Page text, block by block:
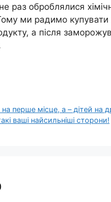
раз оброблялися
ми радимо
а після
перше місце, а – дітей на
ваші найсильніші сторони!